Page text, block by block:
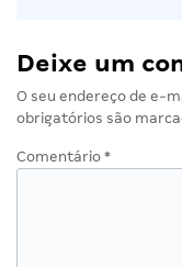
Deixe um
O seu endereço de e-
obrigatórios são
Comentário *